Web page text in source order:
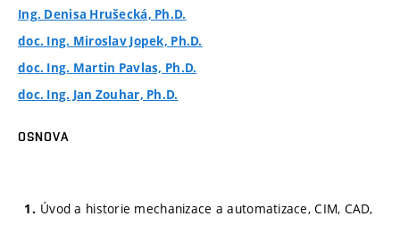
Ing. Denisa Hrušecká, Ph.D.
doc. Ing. Miroslav Jopek, Ph.D.
doc. Ing. Martin Pavlas, Ph.D.
doc. Ing. Jan Zouhar, Ph.D.
OSNOVA
Úvod a historie mechanizace a automatizace, CIM, CAD,